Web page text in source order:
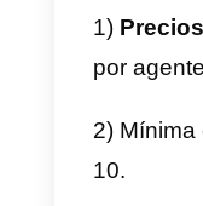
4) Por